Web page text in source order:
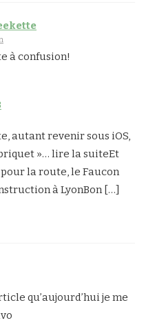
à confusion!
autant revenir sous iOS,
»… lire la suiteEt
la route, le Faucon
à LyonBon […]
qu’aujourd’hui je me